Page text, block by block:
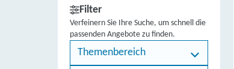
Filter
Verfeinern Sie Ihre Suche, um schnell die
passenden Angebote zu finden.
Themenbereich